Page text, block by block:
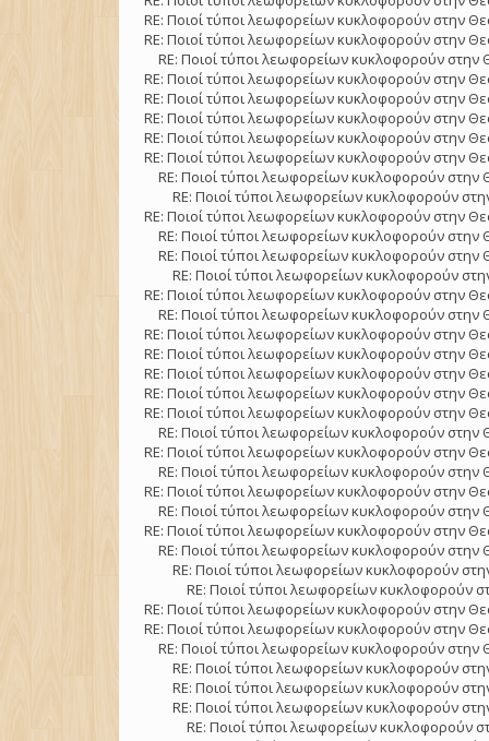
RE: Ποιοί τύποι λεωφορείων κυκλοφορούν στην
RE: Ποιοί τύποι λεωφορείων κυκλοφορούν στην
RE: Ποιοί τύποι λεωφορείων κυκλοφορούν στην
RE: Ποιοί τύποι λεωφορείων κυκλοφορούν στην
RE: Ποιοί τύποι λεωφορείων κυκλοφορούν στην
RE: Ποιοί τύποι λεωφορείων κυκλοφορούν στην
RE: Ποιοί τύποι λεωφορείων κυκλοφορούν στην
RE: Ποιοί τύποι λεωφορείων κυκλοφορούν στην
RE: Ποιοί τύποι λεωφορείων κυκλοφορούν στην
RE: Ποιοί τύποι λεωφορείων κυκλοφορούν
RE: Ποιοί τύποι λεωφορείων κυκλοφορούν στην
RE: Ποιοί τύποι λεωφορείων κυκλοφορούν στην
RE: Ποιοί τύποι λεωφορείων κυκλοφορούν στην
RE: Ποιοί τύποι λεωφορείων κυκλοφορούν
RE: Ποιοί τύποι λεωφορείων κυκλοφορούν στην
RE: Ποιοί τύποι λεωφορείων κυκλοφορούν στην
RE: Ποιοί τύποι λεωφορείων κυκλοφορούν στην
RE: Ποιοί τύποι λεωφορείων κυκλοφορούν στην
RE: Ποιοί τύποι λεωφορείων κυκλοφορούν στην
RE: Ποιοί τύποι λεωφορείων κυκλοφορούν στην
RE: Ποιοί τύποι λεωφορείων κυκλοφορούν στην
RE: Ποιοί τύποι λεωφορείων κυκλοφορούν στην
RE: Ποιοί τύποι λεωφορείων κυκλοφορούν στην
RE: Ποιοί τύποι λεωφορείων κυκλοφορούν στην
RE: Ποιοί τύποι λεωφορείων κυκλοφορούν στην
RE: Ποιοί τύποι λεωφορείων κυκλοφορούν στην
RE: Ποιοί τύποι λεωφορείων κυκλοφορούν στην
RE: Ποιοί τύποι λεωφορείων κυκλοφορούν στην
RE: Ποιοί τύποι λεωφορείων κυκλοφορούν
RE: Ποιοί τύποι λεωφορείων κυκλοφορούν
RE: Ποιοί τύποι λεωφορείων κυκλοφορούν στην
RE: Ποιοί τύποι λεωφορείων κυκλοφορούν στην
RE: Ποιοί τύποι λεωφορείων κυκλοφορούν στην
RE: Ποιοί τύποι λεωφορείων κυκλοφορούν
RE: Ποιοί τύποι λεωφορείων κυκλοφορούν
RE: Ποιοί τύποι λεωφορείων κυκλοφορούν
RE: Ποιοί τύποι λεωφορείων κυκλοφορούν